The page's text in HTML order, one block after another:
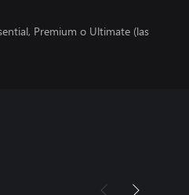
Premium o Ultimate (las